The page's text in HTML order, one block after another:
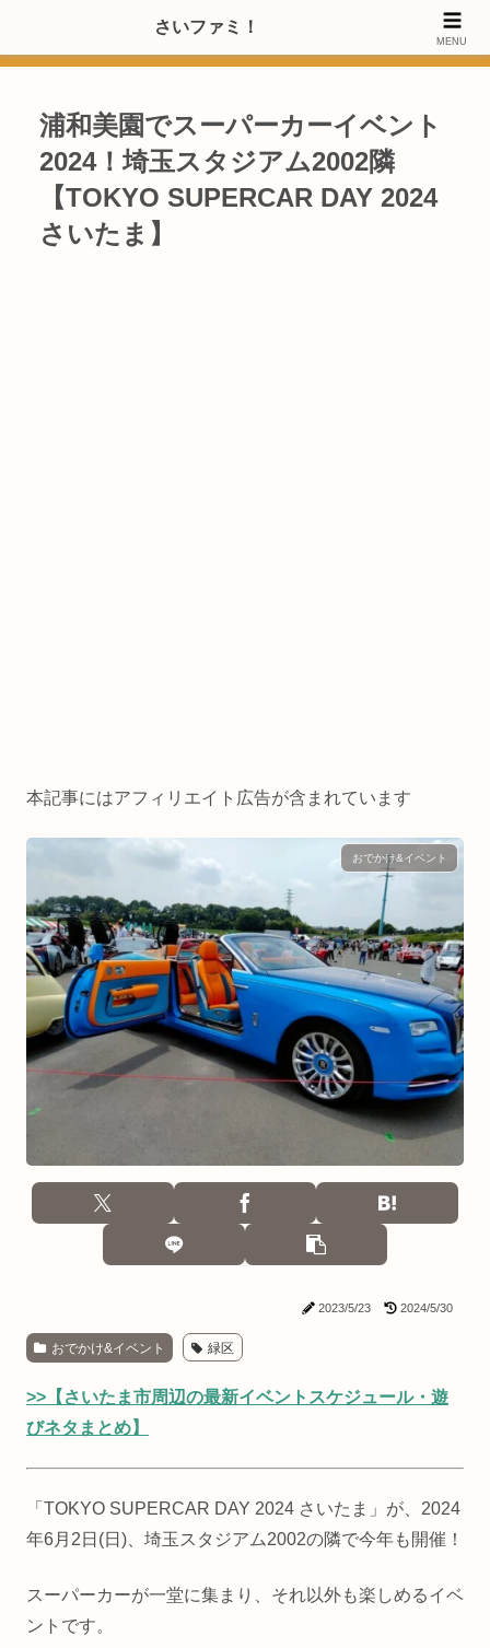
>>【PRのご協力内容更新しました】さいたま市のファミリー世代・20～
浦和美園でスーパーカーイベント
2024！埼玉スタジアム2002隣
【TOKYO SUPERCAR DAY 2024
さいたま】
本記事にはアフィリエイト広告が含まれています
おでかけ&イベント
2023/5/23 2024/5/30
おでかけ&イベント 緑区
>>【さいたま市周辺の最新イベントスケジュール・遊
びネタまとめ】
「TOKYO SUPERCAR DAY 2024 さいたま」が、2024
年6月2日(日)、埼玉スタジアム2002の隣で今年も開催！
スーパーカーが一堂に集まり、それ以外も楽しめるイベ
ントです。
さいファミ！
MENU